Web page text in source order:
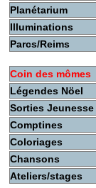
Planétarium
Illuminations
Parcs/Reims
Coin des mômes
Légendes Nöel
Sorties Jeunesse
Comptines
Coloriages
Chansons
Ateliers/stages